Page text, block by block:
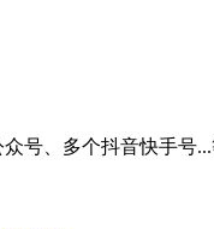
号、多个抖音快手号